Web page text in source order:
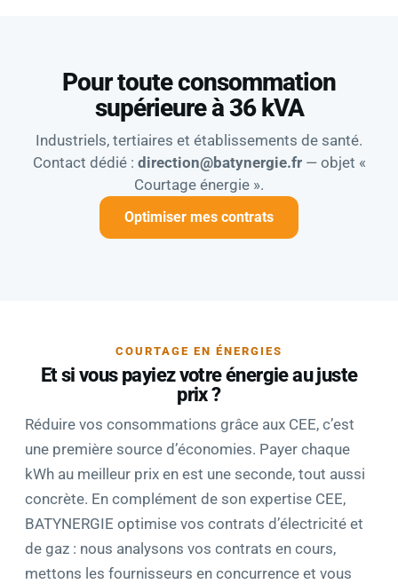
Pour toute consommation
supérieure à 36 kVA
Industriels, tertiaires et établissements de santé.
Contact dédié : direction@batynergie.fr— objet «
Courtage énergie ».
Optimiser mes contrats
COURTAGE EN ÉNERGIES
Et si vous payiez votre énergie au juste
prix ?
Réduire vos consommations grâce aux CEE, c’est
une première source d’économies. Payer chaque
kWh au meilleur prix en est une seconde, tout aussi
concrète. En complément de son expertise CEE,
BATYNERGIE optimise vos contrats d’électricité et
de gaz : nous analysons vos contrats en cours,
mettons les fournisseurs en concurrence et vous